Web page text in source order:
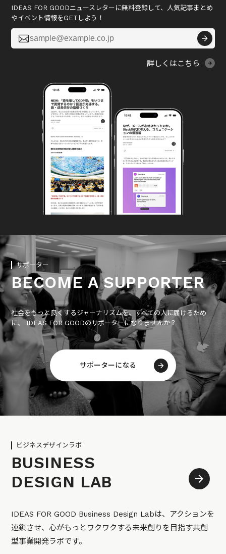
IDEAS FOR GOODニュースレターに無料登録して、人気記事まとめ
やイベント情報をGETしよう！

詳しくはこちら
サポーター
BECOME A SUPPORTER
社会をもっと良くするジャーナリズムを、すべての人に届けるため
に、 IDEAS FOR GOODのサポーターになりませんか？
サポーターになる
ビジネスデザインラボ
BUSINESS
DESIGN LAB
IDEAS FOR GOOD Business Design Labは、アクションを
連鎖させ、心がもっとワクワクする未来創りを目指す共創
型事業開発ラボです。